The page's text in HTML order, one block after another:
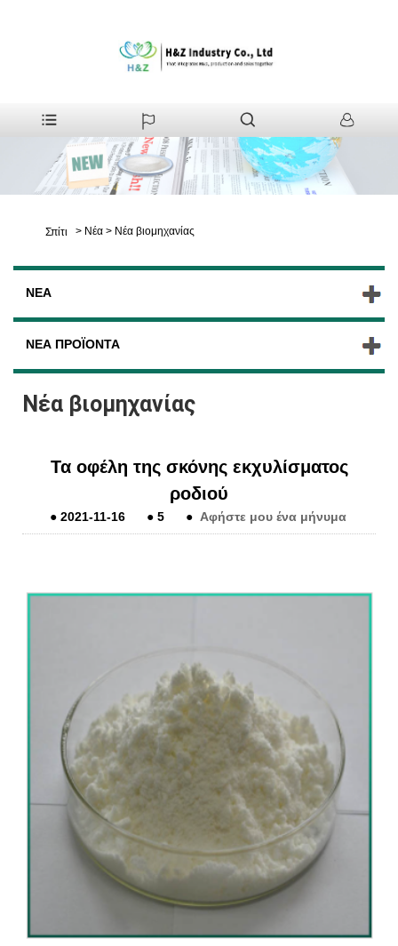
Σπίτι > Νέα > Νέα βιομηχανίας
ΝΈΑ
ΝΈΑ ΠΡΟΪΌΝΤΑ
Νέα βιομηχανίας
Τα οφέλη της σκόνης εκχυλίσματος
ροδιού
●2021-11-16 ●5 ● Αφήστε μου ένα μήνυμα